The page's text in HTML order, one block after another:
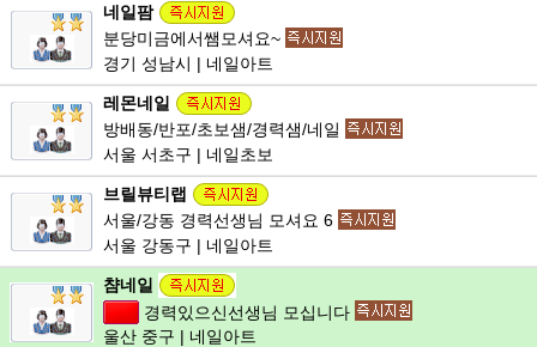
네일팜
분당미금에서쌤모셔요~
경기 성남시 | 네일아트
레몬네일
방배동/반포/초보샘/경력샘/네일
서울 서초구 | 네일초보
브릴뷰티랩
서울/강동 경력선생님 모셔요 6
서울 강동구 | 네일아트
챰네일
경력있으신선생님 모십니다
울산 중구 | 네일아트